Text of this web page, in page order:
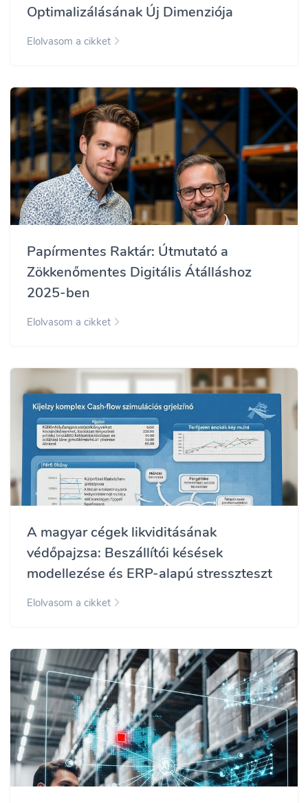
Optimalizálásának Új Dimenziója
Elolvasom a cikket
Papírmentes Raktár: Útmutató a
Zökkenőmentes Digitális Átálláshoz
2025-ben
Elolvasom a cikket
A magyar cégek likviditásának
védőpajzsa: Beszállítói késések
modellezése és ERP-alapú stresszteszt
Elolvasom a cikket